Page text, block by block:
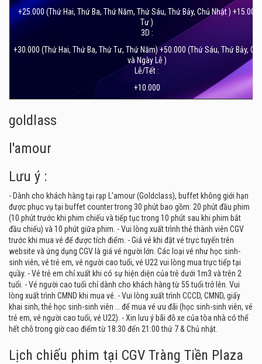
+25.000 (Thứ Hai, Thứ Ba, Thứ Năm, Thứ Sáu, Thứ Bảy, Chủ Nhật ) +15.000
Tư )
3D :
+30.000 (Thứ Hai, Thứ Ba, Thứ Tư, Thứ Năm) +50.000 (Thứ Sáu, Thứ Bảy,
và Ngày Lễ )
Lễ/Tết :
+10.000
goldlass
l'amour
Lưu ý :
- Dành cho khách hàng tại rạp L'amour (Goldclass), buffet không giới hạn
được phục vụ tại buffet counter trong 30 phút bao gồm: 20 phút đầu phim
(10 phút trước khi phim chiếu và tiếp tục trong 10 phút sau khi phim bắt
đầu chiếu) và 10 phút giữa phim. - Vui lòng xuất trình thẻ thành viên CGV
trước khi mua vé để được tích điểm. - Giá vé khi đặt vé trực tuyến trên
website và ứng dụng CGV là giá vé người lớn. Các loại vé như học sinh-
sinh viên, vé trẻ em, vé người cao tuổi, vé U22 vui lòng mua trực tiếp tại
quầy. - Vé trẻ em chỉ xuất khi có sự hiện diện của trẻ dưới 1m3 và trên 2
tuổi. - Vé người cao tuổi chỉ dành cho khách hàng từ 55 tuổi trở lên. Vui
lòng xuất trình CMND khi mua vé. - Vui lòng xuất trình CCCD, CMND, giấy
khai sinh, thẻ học sinh-sinh viên … để mua vé ưu đãi (học sinh-sinh viên, vé
trẻ em, vé người cao tuổi, vé U22). - Xin lưu ý bãi đỗ xe của tòa nhà có thể
hết chỗ trong giờ cao điểm từ 18:30 đến 21:00 thứ 7 & Chủ nhật.
Lịch chiếu phim tại CGV Tràng Tiền Plaza